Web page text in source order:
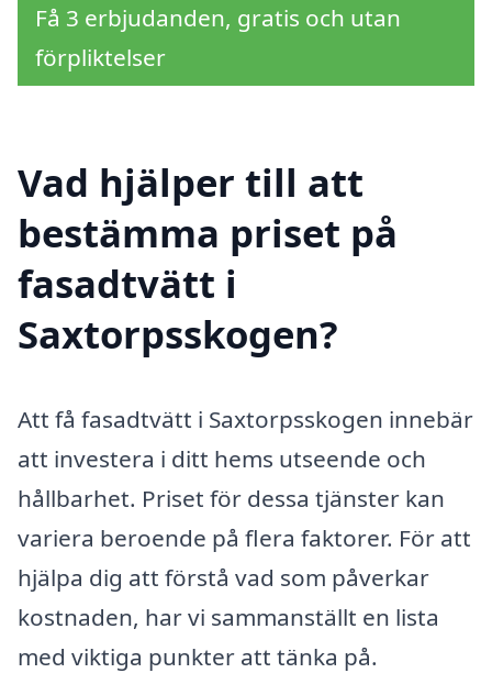
Få 3 erbjudanden, gratis och utan
förpliktelser
Vad hjälper till att
bestämma priset på
fasadtvätt i
Saxtorpsskogen?
Att få fasadtvätt i Saxtorpsskogen innebär
att investera i ditt hems utseende och
hållbarhet. Priset för dessa tjänster kan
variera beroende på flera faktorer. För att
hjälpa dig att förstå vad som påverkar
kostnaden, har vi sammanställt en lista
med viktiga punkter att tänka på.